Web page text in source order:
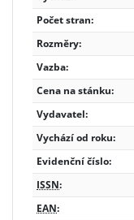
Počet stran:
Rozměry:
Vazba:
Cena na stánku:
Vydavatel:
Vychází od roku:
Evidenční číslo:
ISSN:
EAN: